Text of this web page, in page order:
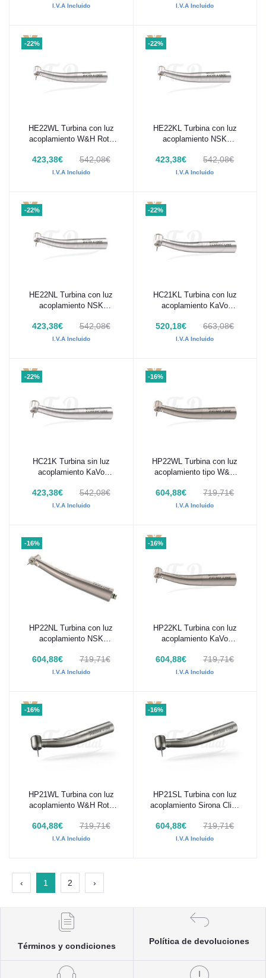
I.V.A Incluido I.V.A Incluido
-22%
Añadir al carrito
HE22WL Turbina con luz
acoplamiento W&H Roto
423,38€ 542,08€
I.V.A Incluido
-22%
Añadir al carrito
HE22KL Turbina con luz
acoplamiento NSK
MK-dent ECO LINE
423,38€ 542,08€
I.V.A Incluido
-22%
Añadir al carrito
HE22NL Turbina con luz
acoplamiento NSK
MK-dent ECO LINE
423,38€ 542,08€
I.V.A Incluido
-22%
Añadir al carrito
HC21KL Turbina con luz
acoplamiento KaVo
CLASSIC LINE
520,18€ 663,08€
I.V.A Incluido
-22%
Añadir al carrito
HC21K Turbina sin luz
acoplamiento KaVo
CLASSIC LINE
423,38€ 542,08€
I.V.A Incluido
-16%
Añadir al carrito
HP22WL Turbina con luz
acoplamiento tipo W&H
MK-dent PRIME LINE
604,88€ 719,71€
I.V.A Incluido
-16%
Añadir al carrito
HP22NL Turbina con luz
acoplamiento NSK
MK-dent PRIME LINE
604,88€ 719,71€
I.V.A Incluido
-16%
Añadir al carrito
HP22KL Turbina con luz
acoplamiento KaVo
dent PRIME LINE
604,88€ 719,71€
I.V.A Incluido
-16%
Añadir al carrito
HP21WL Turbina con luz
acoplamiento W&H Roto
LINE
604,88€ 719,71€
I.V.A Incluido
-16%
Añadir al carrito
HP21SL Turbina con luz
acoplamiento Sirona Click
LINE
604,88€ 719,71€
I.V.A Incluido
‹ 1 2 ›
Términos y condiciones
Política de devoluciones